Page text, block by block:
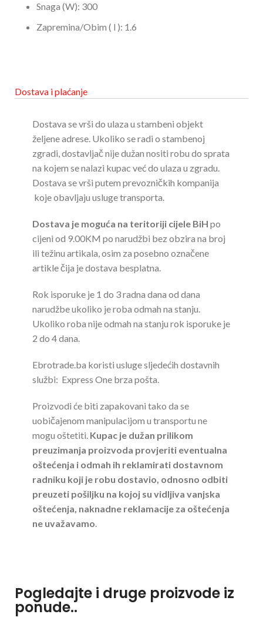
Snaga (W): 300
Zapremina/Obim ( l ): 1.6
Dostava i plaćanje
Dostava se vrši do ulaza u stambeni objekt
željene adrese. Ukoliko se radi o stambenoj
zgradi, dostavljač nije dužan nositi robu do sprata
na kojem se nalazi kupac već do ulaza u zgradu.
Dostava se vrši putem prevozničkih kompanija
koje obavljaju usluge transporta.
Dostava je moguća na teritoriji cijele BiH po
cijeni od 9.00KM po narudžbi bez obzira na broj
ili težinu artikala, osim za posebno označene
artikle čija je dostava besplatna.
Rok isporuke je 1 do 3 radna dana od dana
narudžbe ukoliko je roba odmah na stanju.
Ukoliko roba nije odmah na stanju rok isporuke je
2 do 4 dana.
Ebrotrade.ba koristi usluge sljedećih dostavnih
službi: Express One brza pošta.
Proizvodi će biti zapakovani tako da se
uobičajenom manipulacijom u transportu ne
mogu oštetiti. Kupac je dužan prilikom
preuzimanja proizvoda provjeriti eventualna
oštećenja i odmah ih reklamirati dostavnom
radniku koji je robu dostavio, odnosno odbiti
preuzeti pošiljku na kojoj su vidljiva vanjska
oštećenja, naknadne reklamacije za oštećenja
ne uvažavamo.
Pogledajte i druge proizvode iz
ponude..